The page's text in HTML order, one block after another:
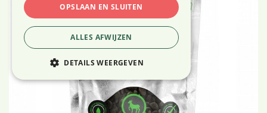
OPSLAAN EN SLUITEN
ALLES AFWIJZEN
DETAILS WEERGEVEN